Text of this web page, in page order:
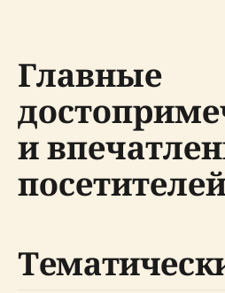
Главные
и